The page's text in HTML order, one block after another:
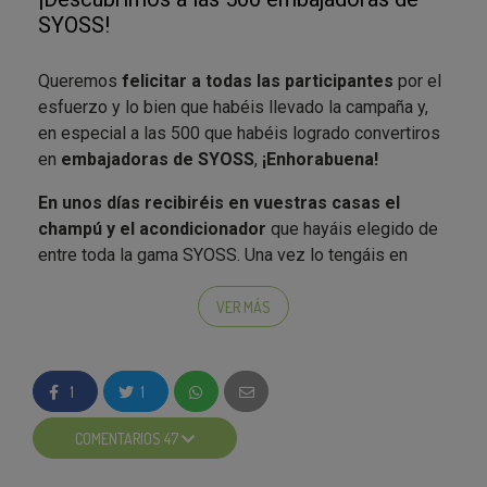
SYOSS!
Queremos felicitar a todas las participantes por el
esfuerzo y lo bien que habéis llevado la campaña y,
en especial a las 500 que habéis logrado convertiros
en embajadoras de SYOSS, ¡Enhorabuena!
En unos días recibiréis en vuestras casas el
champú y el acondicionador que hayáis elegido de
entre toda la gama SYOSS. Una vez lo tengáis en
casa, podréis probar los resultados de SYOSS
recién salidas de la peluquería;)
vuestra mayor colaboración
lanzamos el
foto-concurso “Siéntete como recién
salida de la peluquería” en el que queremos que nos
mostréis el productoque habéis recibido y los
VER MÁS
1 1
COMENTARIOS 47